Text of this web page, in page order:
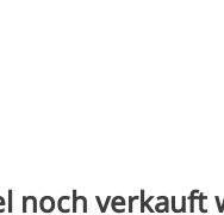
noch verkauft